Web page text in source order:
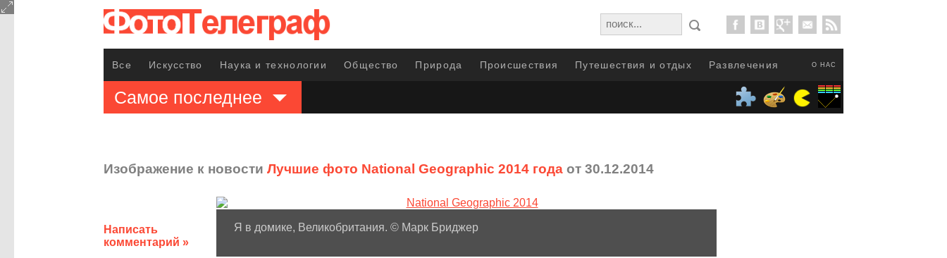
О НАС
Все Искусство Наука и технологии Общество Природа Происшествия Путешествия и отдых Развлечения
Самое последнее
Изображение к новости Лучшие фото National Geographic 2014 года от 30.12.2014
Написать
комментарий »
Я в домике, Великобритания. © Марк Бриджер